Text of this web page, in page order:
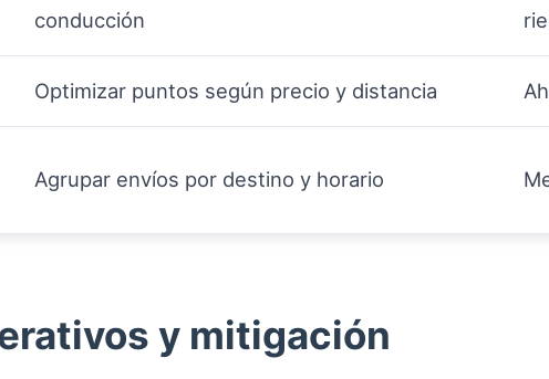
conducción
Optimizar puntos según precio y distancia
Agrupar envíos por destino y horario
y mitigación